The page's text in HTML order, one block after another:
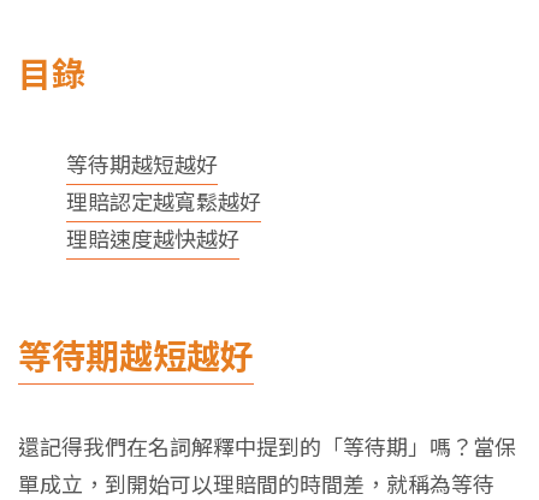
目錄
等待期越短越好
理賠認定越寬鬆越好
理賠速度越快越好
等待期越短越好
還記得我們在名詞解釋中提到的「等待期」嗎？當保
單成立，到開始可以理賠間的時間差，就稱為等待